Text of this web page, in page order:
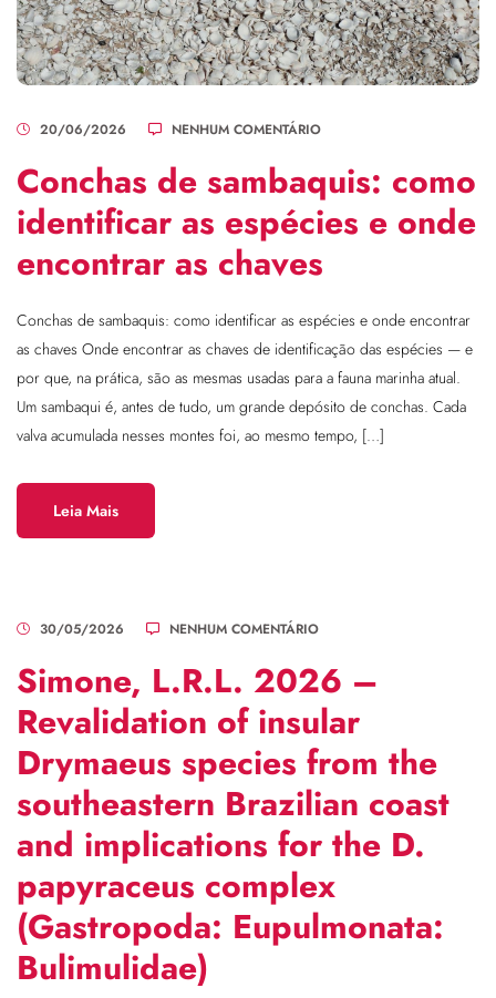
20/06/2026 NENHUM COMENTÁRIO
Conchas de sambaquis: como
identificar as espécies e onde
encontrar as chaves
Conchas de sambaquis: como identificar as espécies e onde encontrar
as chaves Onde encontrar as chaves de identificação das espécies — e
por que, na prática, são as mesmas usadas para a fauna marinha atual.
Um sambaqui é, antes de tudo, um grande depósito de conchas. Cada
valva acumulada nesses montes foi, ao mesmo tempo, […]
Leia Mais
30/05/2026 NENHUM COMENTÁRIO
Simone, L.R.L. 2026 –
Revalidation of insular
Drymaeus species from the
southeastern Brazilian coast
and implications for the D.
papyraceus complex
(Gastropoda: Eupulmonata:
Bulimulidae)